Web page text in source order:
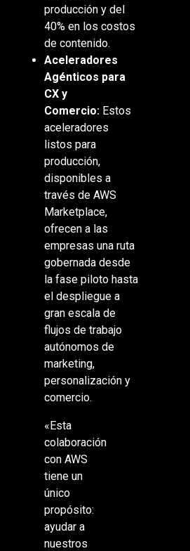
producción y del
40% en los costos
de contenido.
Aceleradores
Agénticos para
CX y
Comercio:Estos
aceleradores
listos para
producción,
disponibles a
través de AWS
Marketplace,
ofrecen a las
empresas una ruta
gobernada desde
la fase piloto hasta
el despliegue a
gran escala de
flujos de trabajo
autónomos de
marketing,
personalización y
comercio.
«Esta
colaboración
con AWS
tiene un
único
propósito:
ayudar a
nuestros